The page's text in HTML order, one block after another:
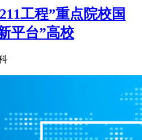
工程”重点院校国
平台”高校